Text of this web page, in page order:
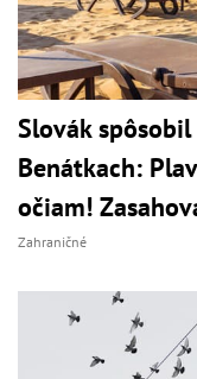
Slovák
Benátkach:
očiam!
Zahraničné